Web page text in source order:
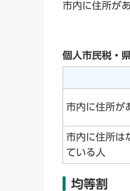
市内に住所が
個人市民税・
市内に住所が
市内に住所は
ている人
均等割